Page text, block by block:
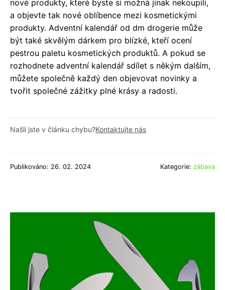
nové produkty, které byste si možná jinak nekoupili,
a objevte tak nové oblíbence mezi kosmetickými
produkty. Adventní kalendář od dm drogerie může
být také skvělým dárkem pro blízké, kteří ocení
pestrou paletu kosmetických produktů. A pokud se
rozhodnete adventní kalendář sdílet s někým dalším,
můžete společně každý den objevovat novinky a
tvořit společné zážitky plné krásy a radosti.
Našli jste v článku chybu?Kontaktujte nás
Publikováno: 26. 02. 2024 Kategorie: zábava